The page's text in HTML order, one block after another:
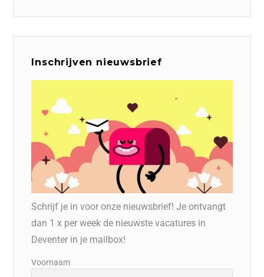
Inschrijven nieuwsbrief
Schrijf je in voor onze nieuwsbrief! Je ontvangt
dan 1 x per week de nieuwste vacatures in
Deventer in je mailbox!
Voornaam